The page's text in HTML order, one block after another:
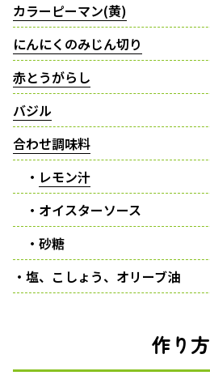
カラーピーマン(黄)
にんにくのみじん切り
赤とうがらし
バジル
合わせ調味料
・ レモン汁
・オイスターソース
・砂糖
・塩、こしょう、オリーブ油
作り方